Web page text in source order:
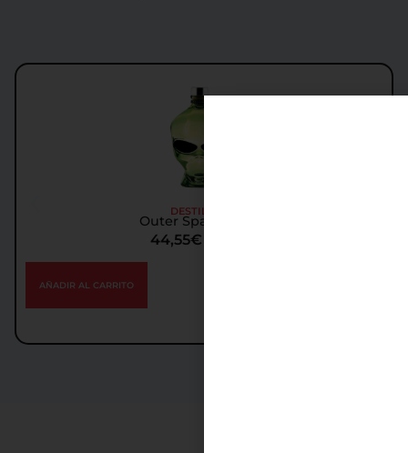
DESTILADOS
Outer Space Vodka
44,55€
AÑADIR AL CARRITO